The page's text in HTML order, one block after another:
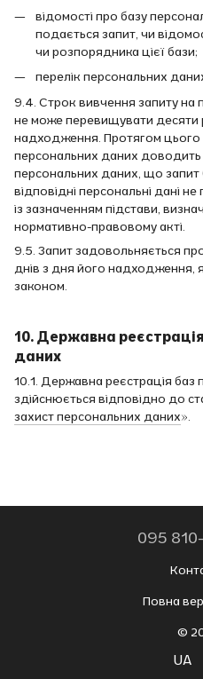
відомості про базу
подається запит, чи
чи розпорядника цієї бази;
перелік персональних
9.4. Строк вивчення запиту
не може перевищувати десяти
надходження. Протягом цього
персональних даних доводить
персональних даних, що
відповідні персональні дані
із зазначенням підстави,
нормативно-правовому акті.
9.5. Запит задовольняється
днів з дня його надходження,
законом.
10. Державна
даних
10.1. Державна реєстрація баз
здійснюється відповідно до
захист персональних даних».
095
Повна
©
UA